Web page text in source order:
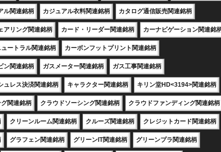
ル関連銘柄 カジュアル衣料関連銘柄 カタログ通信販売関連銘柄
アリング関連銘柄 カード・リーダー関連銘柄 カーナビゲーション関連銘
ートラル関連銘柄 カーボンフットプリント関連銘柄
ン関連銘柄 ガスメーター関連銘柄 ガス工事関連銘柄
ュレス決済関連銘柄 キャラクター関連銘柄 キリン堂HD<3194>関連銘柄
関連銘柄 クラウドソーシング関連銘柄 クラウドファンディング関連銘柄
クリーンルーム関連銘柄 クルーズ関連銘柄 クレジットカード関連銘柄
グラフェン関連銘柄 グリーンIT関連銘柄 グリーンプラ関連銘柄